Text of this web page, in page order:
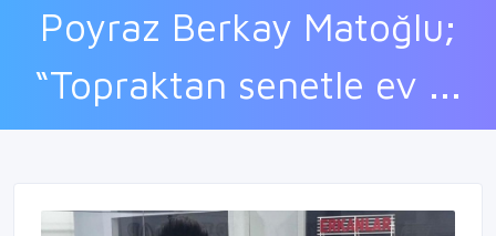
Poyraz Berkay Matoğlu;
“Topraktan senetle ev ...